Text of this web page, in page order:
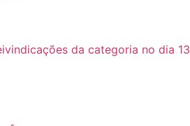
da categoria no dia 13